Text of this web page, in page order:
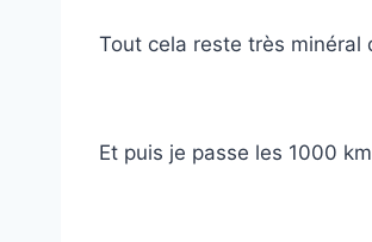
Tout cela reste très minéral
Et puis je passe les 1000